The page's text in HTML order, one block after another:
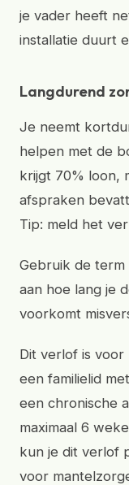
je vader heeft
installatie duurt
Langdurend
Je neemt
helpen met de
krijgt 70% loon,
afspraken
Tip: meld het
Gebruik de term
aan hoe lang je
voorkomt
Dit verlof is voor
een familielid
een chronische
maximaal 6
kun je dit verlof
voor